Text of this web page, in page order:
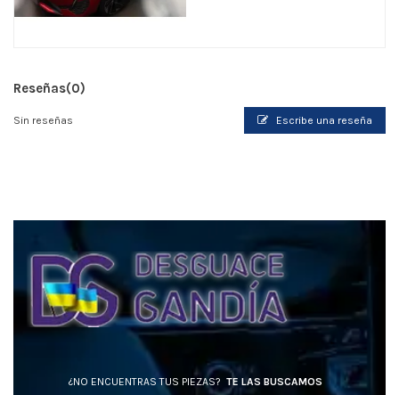
Reseñas(0)
Sin reseñas Escribe una reseña
¿NO ENCUENTRAS TUS PIEZAS? TE LAS BUSCAMOS